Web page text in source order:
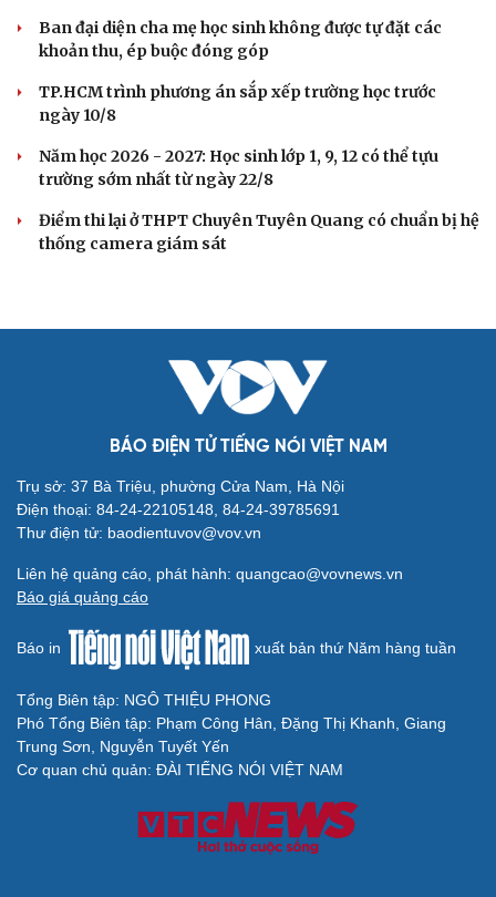
Ban đại diện cha mẹ học sinh không được tự đặt các
khoản thu, ép buộc đóng góp
TP.HCM trình phương án sắp xếp trường học trước
ngày 10/8
Năm học 2026 - 2027: Học sinh lớp 1, 9, 12 có thể tựu
trường sớm nhất từ ngày 22/8
Điểm thi lại ở THPT Chuyên Tuyên Quang có chuẩn bị hệ
thống camera giám sát
BÁO ĐIỆN TỬ TIẾNG NÓI VIỆT NAM
Trụ sở: 37 Bà Triệu, phường Cửa Nam, Hà Nội
Điện thoại: 84-24-22105148, 84-24-39785691
Thư điện tử: baodientuvov@vov.vn
Liên hệ quảng cáo, phát hành: quangcao@vovnews.vn
Báo giá quảng cáo
Báo in xuất bản thứ Năm hàng tuần
Tổng Biên tập: NGÔ THIỆU PHONG
Phó Tổng Biên tập: Phạm Công Hân, Đặng Thị Khanh, Giang
Trung Sơn, Nguyễn Tuyết Yến
Cơ quan chủ quản: ĐÀI TIẾNG NÓI VIỆT NAM